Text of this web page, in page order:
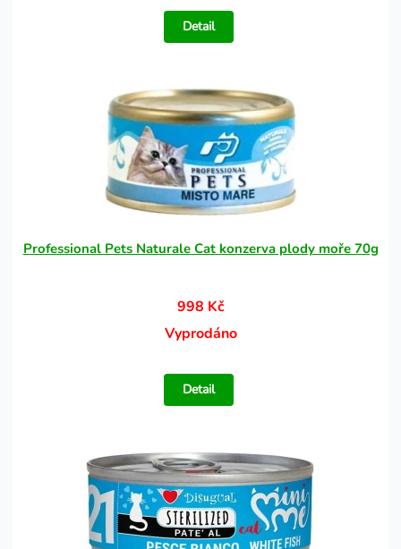
Detail
Professional Pets Naturale Cat konzerva plody moře 70g
998 Kč
Vyprodáno
Detail